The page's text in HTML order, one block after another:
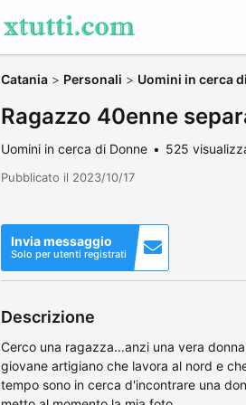
Catania > Personali > Uomini in cerca
Ragazzo 40enne
Uomini in cerca di Donne 525
Pubblicato il 2023/10/17
Invia messaggio
Solo per utenti registrati
Descrizione
Cerco una ragazza...anzi una vera
giovane artigiano che lavora al nord e
tempo sono in cerca d'incontrare una